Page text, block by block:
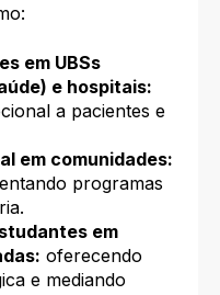
em UBSs
e hospitais:
a pacientes e
em comunidades:
programas
em
oferecendo
e mediando